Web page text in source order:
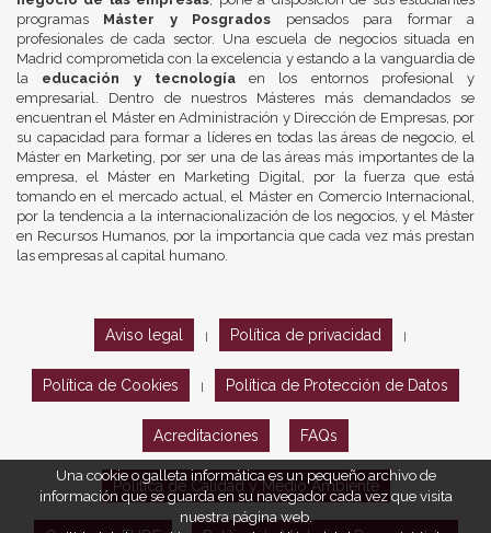
programas Máster y Posgrados pensados para formar a
profesionales de cada sector. Una escuela de negocios situada en
Madrid comprometida con la excelencia y estando a la vanguardia de
la educación y tecnologíaen los entornos profesional y
empresarial. Dentro de nuestros Másteres más demandados se
encuentran el Máster en Administración y Dirección de Empresas, por
su capacidad para formar a líderes en todas las áreas de negocio, el
Máster en Marketing, por ser una de las áreas más importantes de la
empresa, el Máster en Marketing Digital, por la fuerza que está
tomando en el mercado actual, el Máster en Comercio Internacional,
por la tendencia a la internacionalización de los negocios, y el Máster
en Recursos Humanos, por la importancia que cada vez más prestan
las empresas al capital humano.
Aviso legal Política de privacidad
Política de Cookies Política de Protección de Datos
Acreditaciones FAQs
Política de Calidad y Medio Ambiente
Una cookie o galleta informática es un pequeño archivo de
información que se guarda en su navegador cada vez que visita
nuestra página web.